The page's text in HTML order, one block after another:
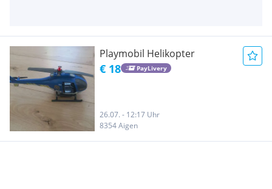
Playmobil Helikopter
€ 18 PayLivery
26.07. - 12:17 Uhr
8354 Aigen